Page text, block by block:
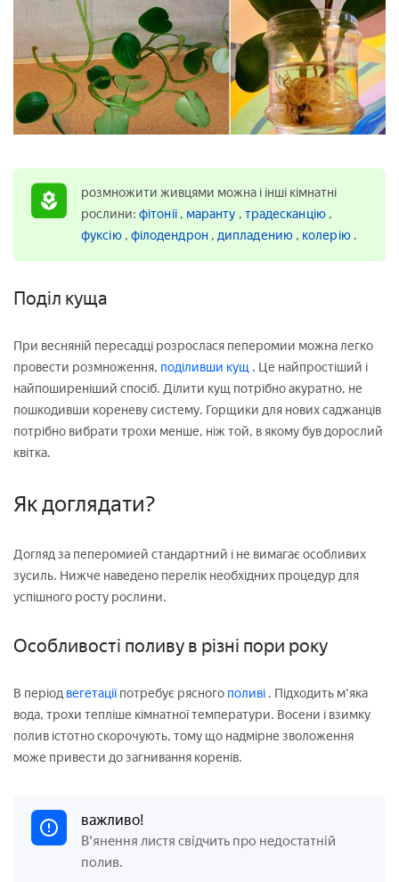
розмножити живцями можна і інші кімнатні
рослини: фітонії, маранту , традесканцію ,
фуксію , філодендрон , дипладению , колерію .
Поділ куща
При весняній пересадці розрослася пеперомии можна легко
провести розмноження, поділивши кущ . Це найпростіший і
найпоширеніший спосіб. Ділити кущ потрібно акуратно, не
пошкодивши кореневу систему. Горщики для нових саджанців
потрібно вибрати трохи менше, ніж той, в якому був дорослий
квітка.
Як доглядати?
Догляд за пеперомией стандартний і не вимагає особливих
зусиль. Нижче наведено перелік необхідних процедур для
успішного росту рослини.
Особливості поливу в різні пори року
В період вегетаціїпотребує рясного поливі . Підходить м'яка
вода, трохи тепліше кімнатної температури. Восени і взимку
полив істотно скорочують, тому що надмірне зволоження
може привести до загнивання коренів.
важливо!
В'янення листя свідчить про недостатній
полив.